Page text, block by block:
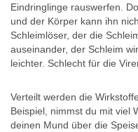
Eindringlinge rauswerfen.
und der Körper kann ihn
Schleimlöser, der die
auseinander, der Schleim
leichter. Schlecht für die
Verteilt werden die
Beispiel, nimmst du mit viel
deinen Mund über die